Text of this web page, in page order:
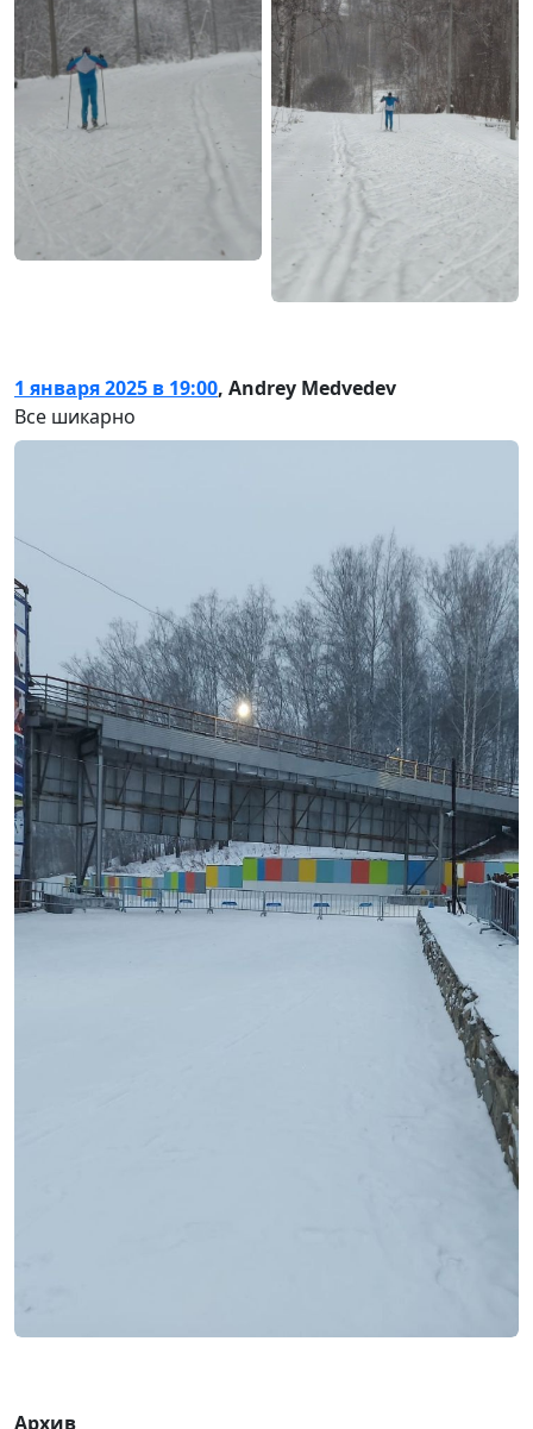
1 января 2025 в 19:00, Andrey Medvedev
Все шикарно
Архив